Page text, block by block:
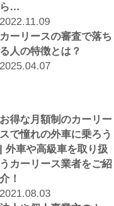
ら…
2022.11.09
カーリースの審査で落ち
る人の特徴とは？
2025.04.07
お得な月額制のカーリー
スで憧れの外車に乗ろう
| 外車や高級車を取り扱
うカーリース業者をご紹
介！
2021.08.03